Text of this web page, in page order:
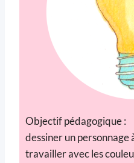
Objectif pédagogique :
dessiner un personnage
travailler avec les